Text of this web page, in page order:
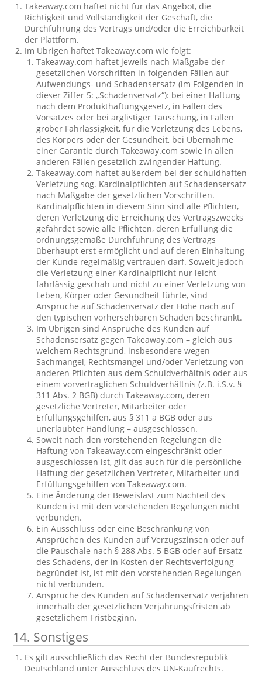
Takeaway.com haftet nicht für das Angebot, die
Richtigkeit und Vollständigkeit der Geschäft, die
Durchführung des Vertrags und/oder die Erreichbarkeit
der Plattform.
Im Übrigen haftet Takeaway.com wie folgt:
Takeaway.com haftet jeweils nach Maßgabe der
gesetzlichen Vorschriften in folgenden Fällen auf
Aufwendungs- und Schadensersatz (im Folgenden in
dieser Ziffer 5: „Schadensersatz“): bei einer Haftung
nach dem Produkthaftungsgesetz, in Fällen des
Vorsatzes oder bei arglistiger Täuschung, in Fällen
grober Fahrlässigkeit, für die Verletzung des Lebens,
des Körpers oder der Gesundheit, bei Übernahme
einer Garantie durch Takeaway.com sowie in allen
anderen Fällen gesetzlich zwingender Haftung.
Takeaway.com haftet außerdem bei der schuldhaften
Verletzung sog. Kardinalpflichten auf Schadensersatz
nach Maßgabe der gesetzlichen Vorschriften.
Kardinalpflichten in diesem Sinn sind alle Pflichten,
deren Verletzung die Erreichung des Vertragszwecks
gefährdet sowie alle Pflichten, deren Erfüllung die
ordnungsgemäße Durchführung des Vertrags
überhaupt erst ermöglicht und auf deren Einhaltung
der Kunde regelmäßig vertrauen darf. Soweit jedoch
die Verletzung einer Kardinalpflicht nur leicht
fahrlässig geschah und nicht zu einer Verletzung von
Leben, Körper oder Gesundheit führte, sind
Ansprüche auf Schadensersatz der Höhe nach auf
den typischen vorhersehbaren Schaden beschränkt.
Im Übrigen sind Ansprüche des Kunden auf
Schadensersatz gegen Takeaway.com – gleich aus
welchem Rechtsgrund, insbesondere wegen
Sachmangel, Rechtsmangel und/oder Verletzung von
anderen Pflichten aus dem Schuldverhältnis oder aus
einem vorvertraglichen Schuldverhältnis (z.B. i.S.v. §
311 Abs. 2 BGB) durch Takeaway.com, deren
gesetzliche Vertreter, Mitarbeiter oder
Erfüllungsgehilfen, aus § 311 a BGB oder aus
unerlaubter Handlung – ausgeschlossen.
Soweit nach den vorstehenden Regelungen die
Haftung von Takeaway.com eingeschränkt oder
ausgeschlossen ist, gilt das auch für die persönliche
Haftung der gesetzlichen Vertreter, Mitarbeiter und
Erfüllungsgehilfen von Takeaway.com.
Eine Änderung der Beweislast zum Nachteil des
Kunden ist mit den vorstehenden Regelungen nicht
verbunden.
Ein Ausschluss oder eine Beschränkung von
Ansprüchen des Kunden auf Verzugszinsen oder auf
die Pauschale nach § 288 Abs. 5 BGB oder auf Ersatz
des Schadens, der in Kosten der Rechtsverfolgung
begründet ist, ist mit den vorstehenden Regelungen
nicht verbunden.
Ansprüche des Kunden auf Schadensersatz verjähren
innerhalb der gesetzlichen Verjährungsfristen ab
gesetzlichem Fristbeginn.
14. Sonstiges
Es gilt ausschließlich das Recht der Bundesrepublik
Deutschland unter Ausschluss des UN-Kaufrechts.